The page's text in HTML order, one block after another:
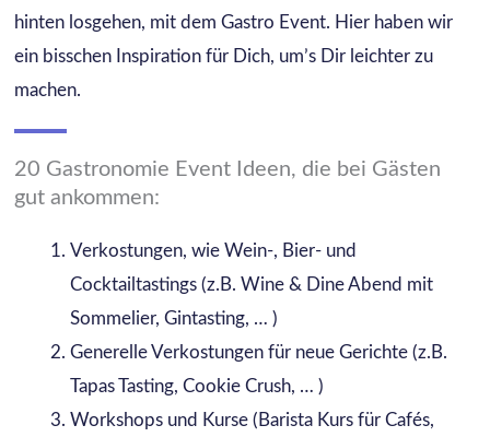
hinten losgehen, mit dem Gastro Event. Hier haben wir
ein bisschen Inspiration für Dich, um’s Dir leichter zu
machen.
20 Gastronomie Event Ideen, die bei Gästen
gut ankommen:
Verkostungen, wie Wein-, Bier- und
Cocktailtastings (z.B. Wine & Dine Abend mit
Sommelier, Gintasting, … )
Generelle Verkostungen für neue Gerichte (z.B.
Tapas Tasting, Cookie Crush, … )
Workshops und Kurse (Barista Kurs für Cafés,